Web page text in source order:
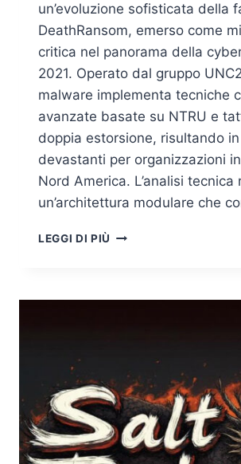
un’evoluzione sofisticata della
DeathRansom, emerso come
critica nel panorama della
2021. Operato dal gruppo
malware implementa tecniche
avanzate basate su NTRU e
doppia estorsione, risultando
devastanti per organizzazioni
Nord America. L’analisi tecnica
un’architettura modulare che
LEGGI DI PIÙ FIVEHANDS:
ALLA
LA
MINACCIA
CIBERNETICA